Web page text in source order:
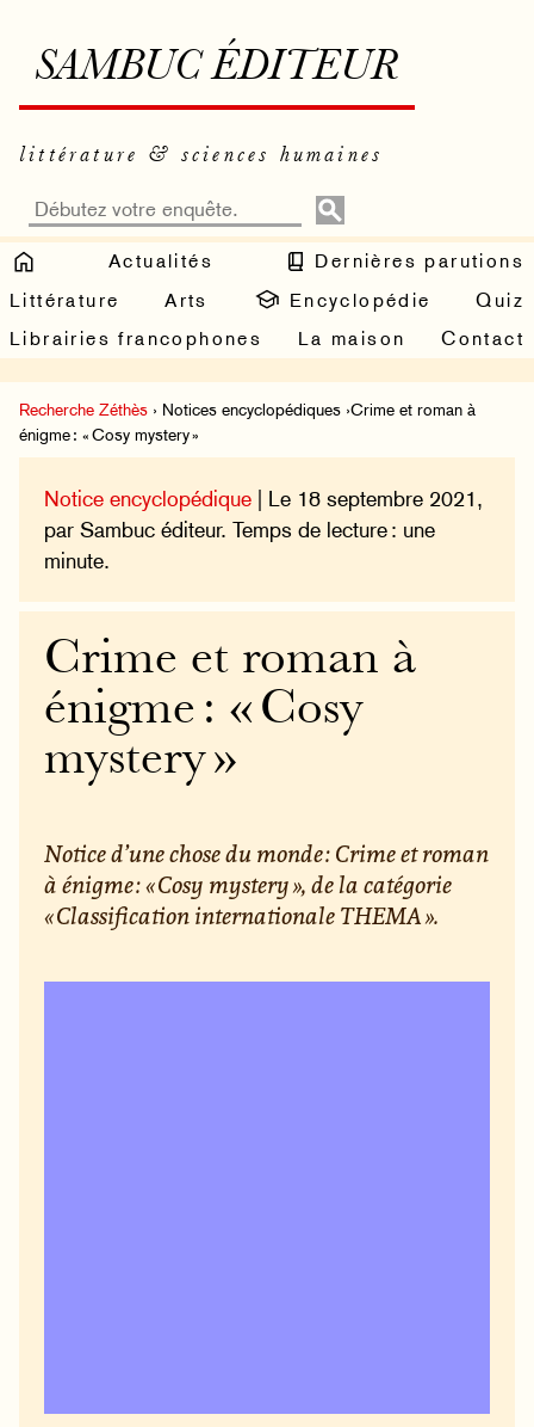
SAMBUC ÉDITEUR
littérature & sciences humaines
Actualités
Dernières parutions
Littérature
Arts Encyclopédie
Quiz
Librairies francophones
La maison Contact
Recherche Zéthès › Notices encyclopédiques ›Crime et roman à
énigme : « Cosy mystery »
Notice encyclopédique | Le 18 septembre 2021,
par Sambuc éditeur. Temps de lecture : une
minute.
Crime et roman à
énigme : « Cosy
mystery »
Notice d’une chose du monde : Crime et roman
à énigme : « Cosy mystery », de la catégorie
« Classification internationale THEMA ».